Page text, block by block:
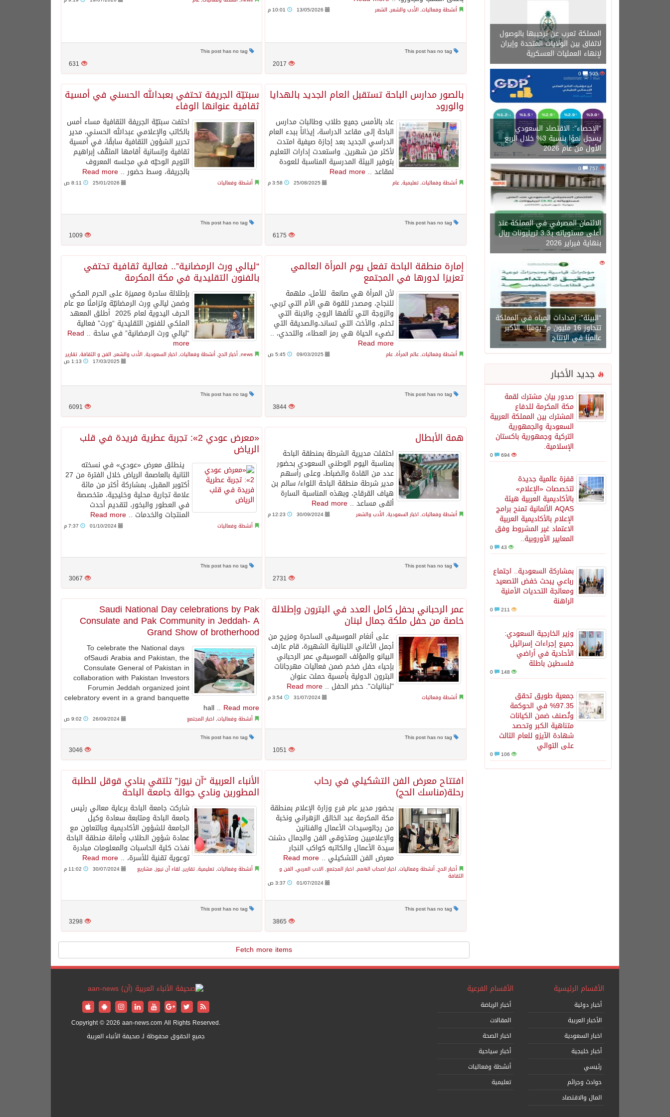
المملكة تعرب عن ترحيبها بالوصول
لاتفاق بين الولايات المتحدة وإيران
لإنهاء العمليات العسكرية
505
“الإحصاء”: الاقتصاد السعودي
يسجل نموًا بنسبة 3% خلال الربع
الأول من عام 2026
757
0
الائتمان المصرفي في المملكة عند
أعلى مستوياته بـ3.3 تريليونات ريال
بنهاية فبراير 2026
1450
“البيئة”: إمدادات المياه في المملكة
تتجاوز 16 مليون م³ يوميًا.. الأكبر
عالميًا في الإنتاج
جديد الأخبار
صدور بيان مشترك لقمة
مكة المكرمة للدفاع
المشترك بين المملكة العربية
السعودية والجمهورية
التركية وجمهورية باكستان
الإسلامية.
694
قفزة عالمية جديدة
لتخصصات «الإعلام»
بالأكاديمية العربية هيئة
AQAS الألمانية تمنح برامج
الإعلام بالأكاديمية العربية
الاعتماد غير المشروط وفق
المعايير الأوروبية..
43
بمشاركة السعودية.. اجتماع
رباعي يبحث خفض التصعيد
ومعالجة التحديات الأمنية
الراهنة
211
وزير الخارجية السعودي:
جميع إجراءات إسرائيل
الأحادية في أراضي
فلسطين باطلة
148
جمعية طويق تحقق
97.35% في الحوكمة
وتُصنف ضمن الكيانات
متناهية الكبر وتحصد
شهادة الآيزو للعام الثالث
على التوالي
106
This post has no tag
631
أنشطة وفعاليات, الأدب والشعر, الشعر 13/05/2026 10:01 م
2017
سبتيّة الجريفة تحتفي بعبدالله الحسني في أمسية
ثقافية عنوانها الوفاء
احتفت سبتيّة الجريفة الثقافية مساء أمس
بالكاتب والإعلامي عبدالله الحسني، مدير
تحرير الشؤون الثقافية سابقًا، في أمسية
ثقافية وإنسانية أقامها المثقّف إبراهيم
التويم الوحيّه في مجلسه المعروف
بالجريفة، وسط حضور .. Read more
أنشطة وفعاليات 25/01/2026
This post has no tag
1009
بالصور مدارس الباحة تستقبل العام الجديد بالهدايا
والورود
عاد بالأمس جميع طلاب وطالبات مدارس
الباحة إلى مقاعد الدراسة، إيذاناً ببدء العام
الدراسي الجديد بعد إجازة صيفية امتدت
لأكثر من شهرين. واستعدت إدارات التعليم
بتوفير البيئة المدرسية المناسبة للعودة
لمقاعد ..Read more
أنشطة وفعاليات,تعليمية,عام 25/08/2025 3:58 م
6175
“ليالي ورث الرمضانية”.. فعالية ثقافية تحتفي
بالفنون التقليدية في مكة المكرمة
بإطلالة ساحرة ومميزة على الحرم المكي
وضمن ⁧‫ليالي وِرث الرمضانيّة‬⁩ وتزامنًا مع ⁧‫عام
الحرف اليدوية لعام 2025 ‬⁩ أطلق المعهد
الملكي للفنون التقليدية “ورث” فعالية
“ليالي ورث الرمضانية” في ساحة .. Read
more
news
, أخبار الحج, أنشطة وفعاليات, اخبار السعودية, الأدب والشعر, الفن و الثقافة, تقارير
17/03/2025
This post has no tag
6091
إمارة منطقة الباحة تفعل يوم المرأة العالمي
تعزيزا لدورها في المجتمع
لأن المرأة هي صانعة للأمل، ملهمة
للنجاح، ومصدر للقوة هي الأم التي تربي،
والزوجة التي تألفها الروح، والابنة التي
تحلم، والأخت التي تساند،والصديقة التي
تضيء الحياة هي رمز العطاء، والتحدي، ..
Read more
أنشطة وفعاليات,عالم المرأة,عام 09/03/2025 5:45 ص
3844
«معرض عودي 2»: تجربة عطرية فريدة في قلب
الرياض
ينطلق معرض «عودي» في نسخته
الثانية بالعاصمة الرياض خلال الفترة من 27
أكتوبر المقبل، بمشاركة أكثر من مائة
علامة تجارية محلية وخليجية، متخصصة
في العطور والبخور، لتقديم أحدث
المنتجات والخدمات .. Read more
أنشطة وفعاليات 01/10/2024
This post has no tag
3067
همة الأبطال
احتفلت مديرية الشرطة بمنطقة الباحة
بمناسبة اليوم الوطني السعودي بحضور
عدد من القادة والضباط، وعلى رأسهم
مدير شرطة منطقة الباحة اللواء/ سالم بن
هياف القرقاح، وبهذه المناسبة السارة
ألقى مساعد ..Read more
أنشطة وفعاليات, اخبار السعودية, الأدب والشعر 30/09/2024 12:23 م
2731
Saudi National Day celebrations by Pak
Consulate and Pak Community in Jeddah- A
Grand Show of brotherhood
To celebrate the National days
ofSaudi Arabia and Pakistan, the
Consulate General of Pakistan in
collaboration with Pakistan Investors
Forumin Jeddah organized joint
celebratory event in a grand banquette
hall .. Read more
أنشطة وفعاليات, اخبار المجتمع 26/09/2024
This post has no tag
3046
عمر الرحباني بحفل كامل العدد في البترون وإطلالة
خاصة من حفل ملكة جمال لبنان
على أنغام الموسيقى الساحرة ومزيج من
أجمل الأغاني اللبنانية الشهيرة، قام عازف
البيانو والمؤلف الموسيقي عمر الرحباني
بإحياء حفل ضخم ضمن فعاليات مهرجانات
البترون الدولية بأمسية حملت عنوان
"لبنانيات". حضر الحفل ..Read more
أنشطة وفعاليات 31/07/2024 3:54 م
1051
الأنباء العربية “آن نيوز” تلتقي بنادي قوقل للطلبة
المطورين ونادي جوالة جامعة الباحة
شاركت جامعة الباحة برعاية معالي رئيس
جامعة الباحة ومتابعة سعادة وكيل
الجامعة للشؤون الأكاديمية وبالتعاون مع
عمادة شؤون الطلاب وأمانة منطقة الباحة
نفذت كلية الحاسبات والمعلومات مبادرة
توعوية تقنية للأسرة، .. Read more
أنشطة وفعاليات, تعليمية, تقارير, لقاء آن نيوز, مشاريع 30/07/2024
This post has no tag
3298
افتتاح معرض الفن التشكيلي في رحاب
رحلة(مناسك الحج)
بحضور مدير عام فرع وزارة الإعلام بمنطقة
مكة المكرمة عبد الخالق الزهراني ونخبة
من رجالوسيدات الأعمال والفنانين
والإعلاميين ومتذوقي الفن والجمال دشنت
سيدة الأعمال والكاتبه كواكب النجار
معرض الفن التشكيلي ..Read more
أخبار الحج,أنشطة وفعاليات, اخبار اصحاب الهمم, اخبار المجتمع, الادب العربي, الفن و
الثقافة
01/07/2024 3:37 ص
3865
Fetch more items
الأقسام الرئيسية
أخبار دولية
الأخبار العربية
اخبار السعودية
أخبار خليجية
رئيسي
حوادث وجرائم
المال والاقتصاد
الأقسام الفرعية
أخبار الرياضة
المقالات
اخبار الصحة
أخبار سياحية
أنشطة وفعاليات
تعليمية
Copyright © 2026 aan-news.com All Rights Reserved.
جميع الحقوق محفوظة لـ صحيفة الأنباء العربية